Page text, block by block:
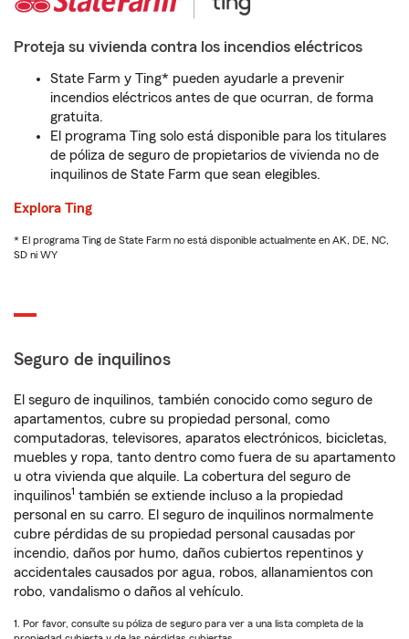
Proteja su vivienda contra los incendios eléctricos
State Farm y Ting* pueden ayudarle a prevenir
incendios eléctricos antes de que ocurran, de forma
gratuita.
El programa Ting solo está disponible para los titulares
de póliza de seguro de propietarios de vivienda no de
inquilinos de State Farm que sean elegibles.
Explora Ting
* El programa Ting de State Farm no está disponible actualmente en AK, DE, NC,
SD ni WY
Seguro de inquilinos
El seguro de inquilinos, también conocido como seguro de
apartamentos, cubre su propiedad personal, como
computadoras, televisores, aparatos electrónicos, bicicletas,
muebles y ropa, tanto dentro como fuera de su apartamento
u otra vivienda que alquile. La cobertura del seguro de
inquilinos1 también se extiende incluso a la propiedad
personal en su carro. El seguro de inquilinos normalmente
cubre pérdidas de su propiedad personal causadas por
incendio, daños por humo, daños cubiertos repentinos y
accidentales causados por agua, robos, allanamientos con
robo, vandalismo o daños al vehículo.
1. Por favor, consulte su póliza de seguro para ver a una lista completa de la